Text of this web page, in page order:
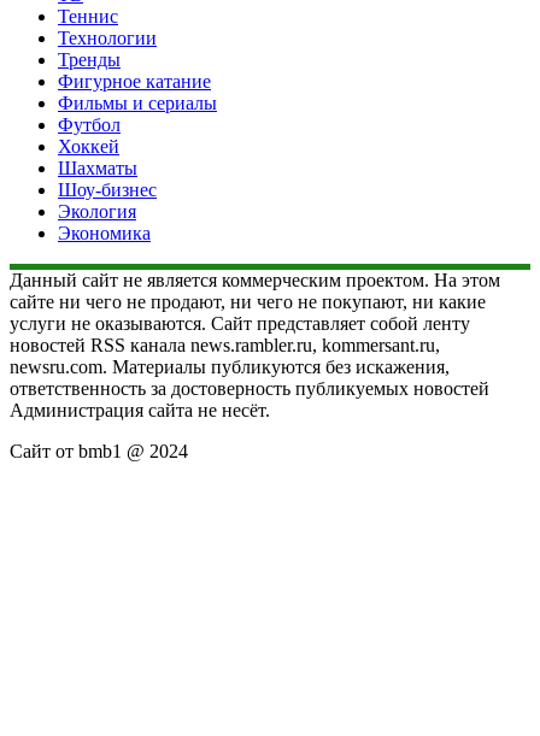
Теннис
Технологии
Тренды
Фигурное катание
Фильмы и сериалы
Футбол
Хоккей
Шахматы
Шоу-бизнес
Экология
Экономика
Данный сайт не является коммерческим проектом. На этом
сайте ни чего не продают, ни чего не покупают, ни какие
услуги не оказываются. Сайт представляет собой ленту
новостей RSS канала news.rambler.ru, kommersant.ru,
newsru.com. Материалы публикуются без искажения,
ответственность за достоверность публикуемых новостей
Администрация сайта не несёт.
Сайт от bmb1 @ 2024